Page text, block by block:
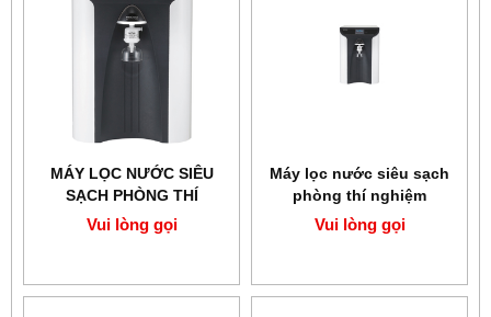
MÁY LỌC NƯỚC SIÊU
SẠCH PHÒNG THÍ
NGHIỆM ARIOSO POWER
Vui lòng gọi
Máy lọc nước siêu sạch
phòng thí nghiệm
35L/giờ HUMAN New
Arioso Power III
Vui lòng gọi